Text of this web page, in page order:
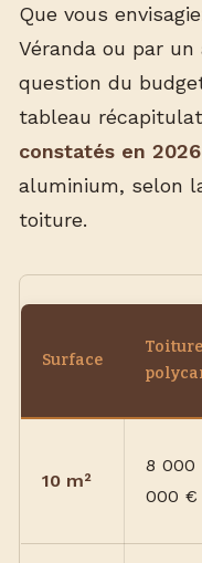
Que vous
Véranda ou par
question du
tableau
constatés en 2026
aluminium, selon
toiture.
Surface
Toiture
10 m²
8 000
000 €